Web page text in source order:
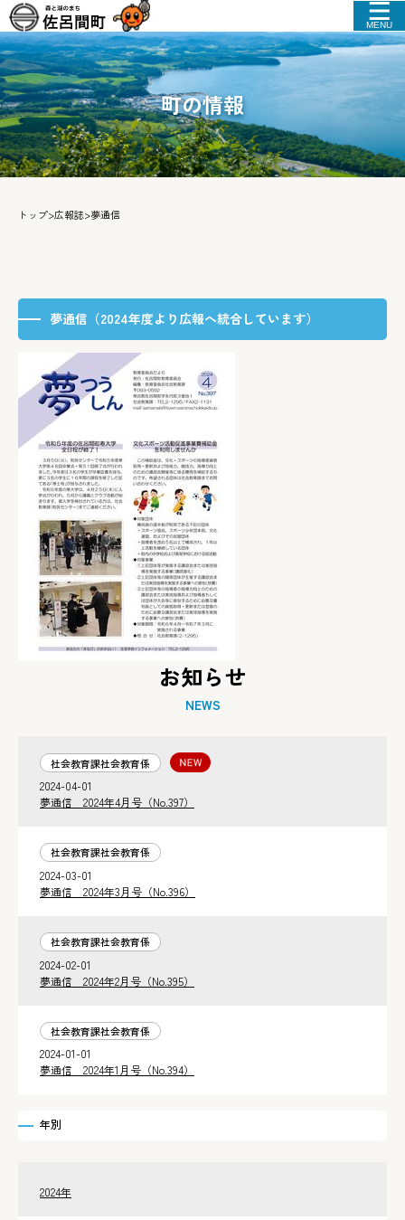
MENU
町の情報
トップ>広報誌>夢通信
夢通信（2024年度より広報へ統合しています）
お知らせ
NEWS
社会教育課社会教育係
2024-04-01
夢通信 2024年4月号（No.397）
社会教育課社会教育係
2024-03-01
夢通信 2024年3月号（No.396）
社会教育課社会教育係
2024-02-01
夢通信 2024年2月号（No.395）
社会教育課社会教育係
2024-01-01
夢通信 2024年1月号（No.394）
年別
2024年